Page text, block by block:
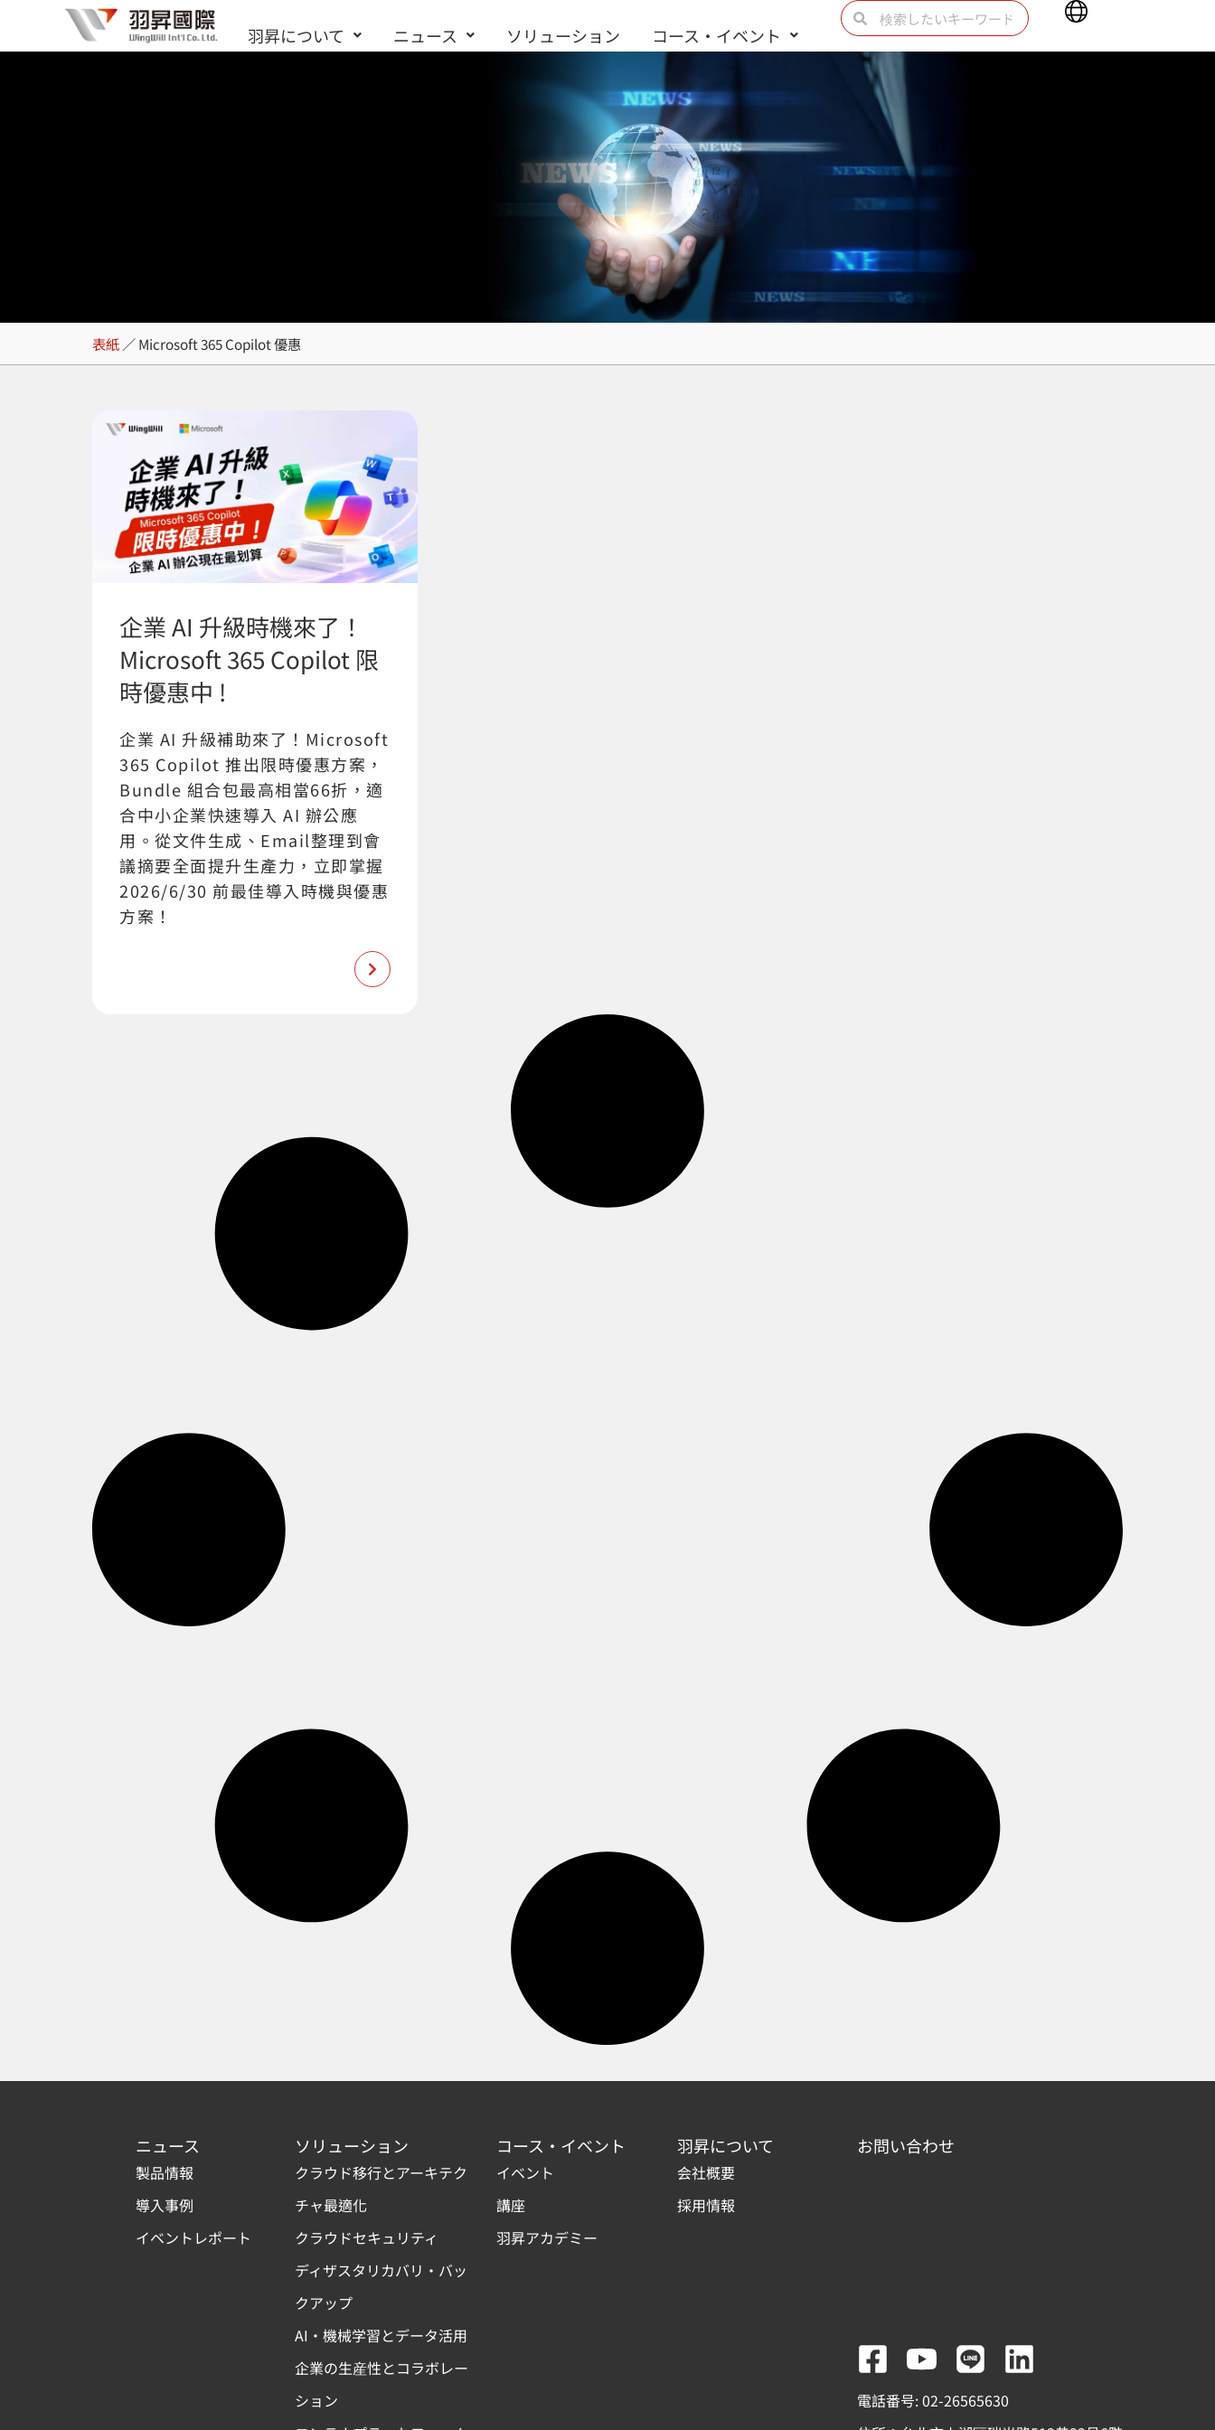
容
羽昇について ニュース ソリューション コース・イベント
検
索 索
Main
Menu
Microsoft 365 Copilot 優惠
表紙 ／Microsoft 365 Copilot 優惠
企業 AI 升級時機來了！
Microsoft 365 Copilot 限
時優惠中 !
企業 AI 升級補助來了！Microsoft
365 Copilot 推出限時優惠方案，
Bundle 組合包最高相當66折，適
合中小企業快速導入 AI 辦公應
用。從文件生成、Email整理到會
議摘要全面提升生產力，立即掌握
2026/6/30 前最佳導入時機與優惠
方案！
ニュース
製品情報
導入事例
イベントレポート
ソリューション
クラウド移行とアーキテク
チャ最適化
クラウドセキュリティ
ディザスタリカバリ・バッ
クアップ
AI・機械学習とデータ活用
企業の生産性とコラボレー
ション
コース・イベント
イベント
講座
羽昇アカデミー
羽昇について
会社概要
採用情報
お問い合わせ
F
a
Y
o
L
i
L
電話番号: 02-26565630